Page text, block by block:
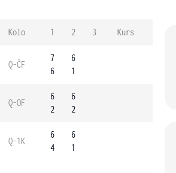
Kolo 1 2 3 Kurs
Q-ČF
7
6
6
1
Q-OF
6
2
6
2
Q-1K
6
4
6
1